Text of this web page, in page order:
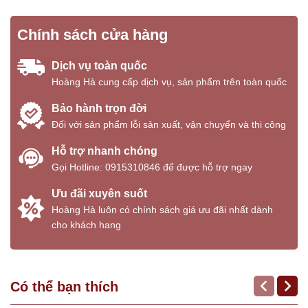
Độ cứng Shore D
Chịu nén ~55 N/mm² (vữa, 30 ngày, 23°C)
Chịu uốn ~15 N/mm² (vữa, 30 ngày, 23°C)
HỆ THỐNG ỨNG DỤNG
Lớp lót:
Bê tông ít đến trung bình rỗng: 1 lớp Sikafloor®-156.
Vữa epoxy hoặc vữa sửa chữa:
Sikafloor®-156 + hỗn hợp
Chính sách cửa hàng
Dịch vụ toàn quốc
Hoàng Hà cung cấp dịch vụ, sản phẩm trên toàn quốc
Bảo hành trọn đời
Đối với sản phẩm lỗi sản xuất, vận chuyển và thi công
Hỗ trợ nhanh chóng
Gọi Hotline: 0915310846 để được hỗ trợ ngay
Ưu đãi xuyên suốt
Hoàng Hà luôn có chính sách giá ưu đãi nhất dành
cho khách hang
Có thể bạn thích